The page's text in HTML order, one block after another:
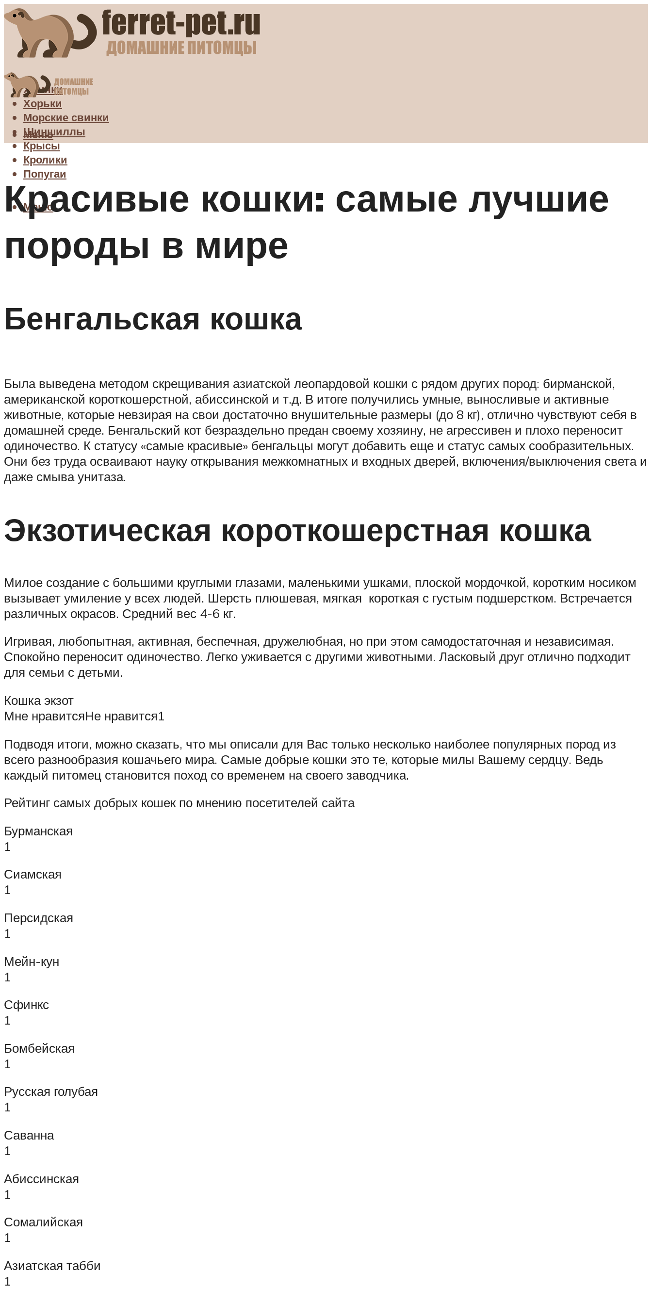
Хомяки
Хорьки
Морские свинки
Шиншиллы
Крысы
Кролики
Попугаи
Меню
Меню
Красивые кошки: самые лучшие
породы в мире
Бенгальская кошка
Была выведена методом скрещивания азиатской леопардовой кошки с рядом других пород: бирманской,
американской короткошерстной, абиссинской и т.д. В итоге получились умные, выносливые и активные
животные, которые невзирая на свои достаточно внушительные размеры (до 8 кг), отлично чувствуют себя в
домашней среде. Бенгальский кот безраздельно предан своему хозяину, не агрессивен и плохо переносит
одиночество. К статусу «самые красивые» бенгальцы могут добавить еще и статус самых сообразительных.
Они без труда осваивают науку открывания межкомнатных и входных дверей, включения/выключения света и
даже смыва унитаза.
Экзотическая короткошерстная кошка
Милое создание с большими круглыми глазами, маленькими ушками, плоской мордочкой, коротким носиком
вызывает умиление у всех людей. Шерсть плюшевая, мягкая короткая с густым подшерстком. Встречается
различных окрасов. Средний вес 4-6 кг.
Игривая, любопытная, активная, беспечная, дружелюбная, но при этом самодостаточная и независимая.
Спокойно переносит одиночество. Легко уживается с другими животными. Ласковый друг отлично подходит
для семьи с детьми.
Кошка экзот
Мне нравитсяНе нравится1
Подводя итоги, можно сказать, что мы описали для Вас только несколько наиболее популярных пород из
всего разнообразия кошачьего мира. Самые добрые кошки это те, которые милы Вашему сердцу. Ведь
каждый питомец становится поход со временем на своего заводчика.
Рейтинг самых добрых кошек по мнению посетителей сайта
Бурманская
1
Сиамская
1
Персидская
1
Мейн-кун
1
Сфинкс
1
Бомбейская
1
Русская голубая
1
Саванна
1
Абиссинская
1
Сомалийская
1
Азиатская табби
1